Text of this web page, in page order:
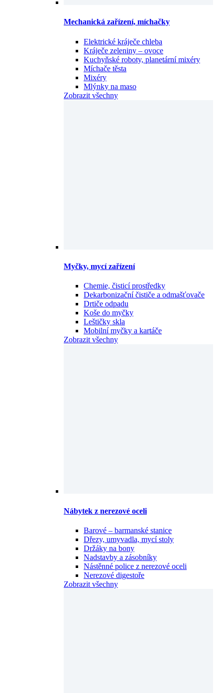
Mechanická zařízení, míchačky
Elektrické kráječe chleba
Kráječe zeleniny – ovoce
Kuchyňské roboty, planetární mixéry
Míchače těsta
Mixéry
Mlýnky na maso
Zobrazit všechny
Myčky, mycí zařízení
Chemie, čisticí prostředky
Dekarbonizační čističe a odmašťovače
Drtiče odpadu
Koše do myčky
Leštičky skla
Mobilní myčky a kartáče
Zobrazit všechny
Nábytek z nerezové oceli
Barové – barmanské stanice
Dřezy, umyvadla, mycí stoly
Držáky na bony
Nadstavby a zásobníky
Nástěnné police z nerezové oceli
Nerezové digestoře
Zobrazit všechny